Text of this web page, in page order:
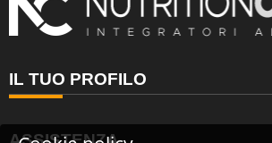
IL TUO PROFILO